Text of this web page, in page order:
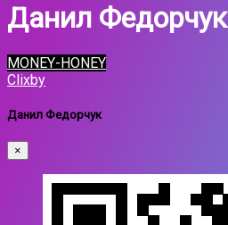
Данил Федорчук
MONEY-HONEY
Clixby
Данил Федорчук
×